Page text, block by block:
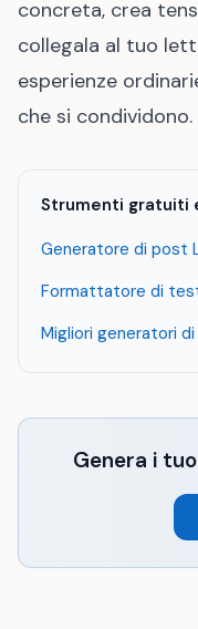
concreta, crea
collegala al tuo
esperienze
che si condividono.
Strumenti gratuiti
Generatore di post
Formattatore di
Migliori generatori
Genera i